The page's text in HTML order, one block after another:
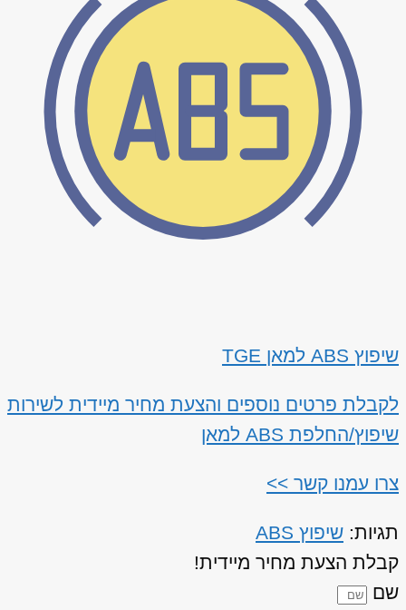
שיפוץ ABS למאן TGE
לקבלת פרטים נוספים והצעת מחיר מיידית לשירות
שיפוץ/החלפת ABS למאן
צרו עמנו קשר >>
תגיות: שיפוץ ABS
קבלת הצעת מחיר מיידית!
שם